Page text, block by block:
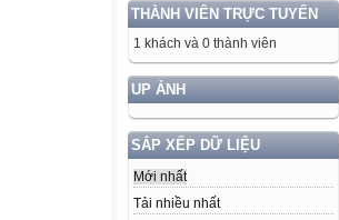
THÀNH VIÊN TRỰC TUYẾN
1 khách và 0 thành viên
UP ẢNH
SẮP XẾP DỮ LIỆU
Mới nhất
Tải nhiều nhất